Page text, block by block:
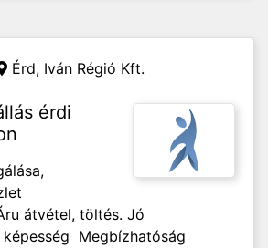
Érd, Iván Régió Kft.
érdi
átvétel, töltés. Jó
Megbízhatóság